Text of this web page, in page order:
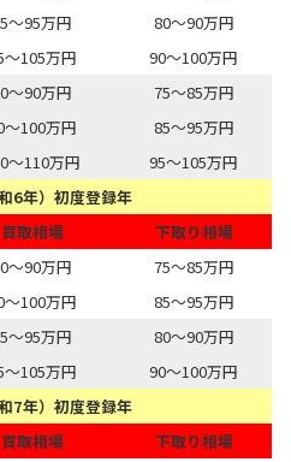
～95万円
80～90万円
～105万円
90～100万円
～90万円
75～85万円
～100万円
85～95万円
～110万円
95～105万円
6年）初度登録年
買取相場
下取り相場
～90万円
75～85万円
～100万円
85～95万円
～95万円
80～90万円
～105万円
90～100万円
7年）初度登録年
買取相場
下取り相場